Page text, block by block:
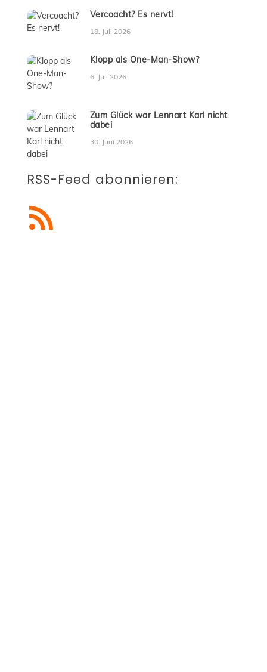
Vercoacht? Es nervt!
18. Juli 2026
Klopp als One-Man-Show?
6. Juli 2026
Zum Glück war Lennart Karl nicht
dabei
30. Juni 2026
RSS-Feed abonnieren:
RSS-Feed abonnieren